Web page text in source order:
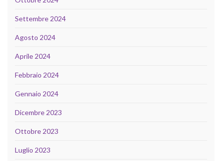
Settembre 2024
Agosto 2024
Aprile 2024
Febbraio 2024
Gennaio 2024
Dicembre 2023
Ottobre 2023
Luglio 2023